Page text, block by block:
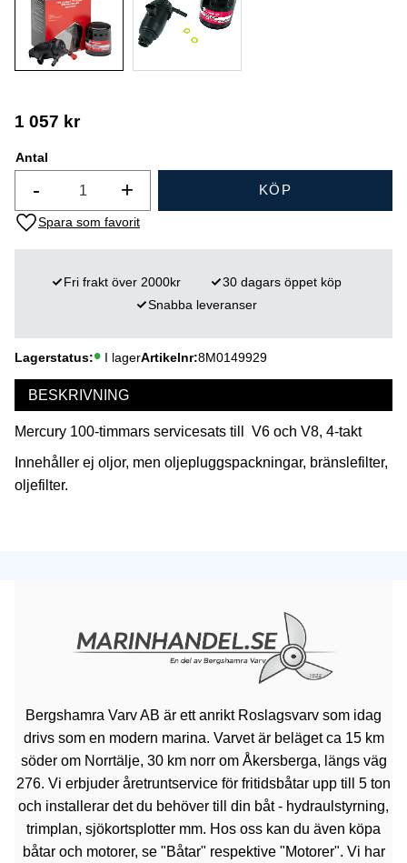
1 057 kr
Antal
+
- KÖP
Lägg till i favoriter
Lagerstatus I lagerArtikelnr 8M0149929
Fri frakt över 2000kr
30 dagars öppet köp
Snabba leveranser
BESKRIVNING
Mercury 100-timmars servicesats till V6 och V8, 4-takt
Innehåller ej oljor, men oljepluggspackningar, bränslefilter,
oljefilter.
Bergshamra Varv AB är ett anrikt Roslagsvarv som idag
drivs som en modern marina. Varvet är beläget ca 15 km
söder om Norrtälje, 30 km norr om Åkersberga, längs väg
276. Vi erbjuder åretruntservice för fritidsbåtar upp till 5 ton
och installerar det du behöver till din båt - hydraulstyrning,
trimplan, sjökortsplotter mm. Hos oss kan du även köpa
båtar och motorer, se "Båtar" respektive "Motorer". Vi har